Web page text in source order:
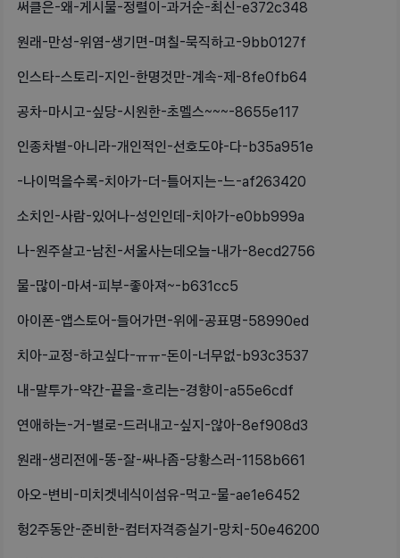
써클은-왜-게시물-정렬이-과거순-최신-e372c348
원래-만성-위염-생기면-며칠-묵직하고-9bb0127f
인스타-스토리-지인-한명것만-계속-제-8fe0fb64
공차-마시고-싶당-시원한-초멜스~~~-8655e117
인종차별-아니라-개인적인-선호도야-다-b35a951e
-나이먹을수록-치아가-더-틀어지는-느-af263420
소치인-사람-있어나-성인인데-치아가-e0bb999a
나-원주살고-남친-서울사는데오늘-내가-8ecd2756
물-많이-마셔-피부-좋아져~-b631cc5
아이폰-앱스토어-들어가면-위에-공표명-58990ed
치아-교정-하고싶다-ㅠㅠ-돈이-너무없-b93c3537
내-말투가-약간-끝을-흐리는-경향이-a55e6cdf
연애하는-거-별로-드러내고-싶지-않아-8ef908d3
원래-생리전에-똥-잘-싸나좀-당황스러-1158b661
아오-변비-미치겟네식이섬유-먹고-물-ae1e6452
헝2주동안-준비한-컴터자격증실기-망치-50e46200